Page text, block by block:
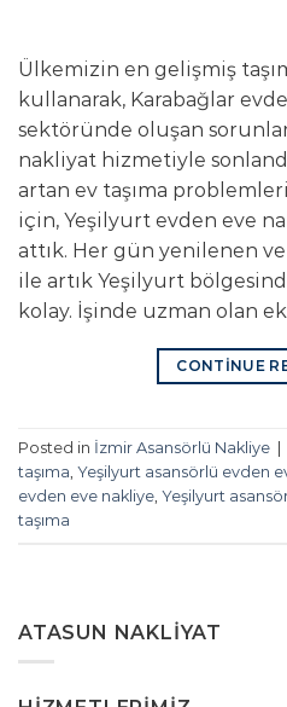
Ülkemizin en gelişmiş
kullanarak, Karabağlar
sektöründe oluşan
nakliyat hizmetiyle
artan ev taşıma
için, Yeşilyurt evden eve
attık. Her gün yenilenen
ile artık Yeşilyurt
kolay. İşinde uzman olan
CONTINUE
Posted in İzmir Asansörlü Nakliye
taşıma Yeşilyurt asansörlü evden
evden eve nakliye Yeşilyurt
taşıma
ATASUN NAKLIYAT